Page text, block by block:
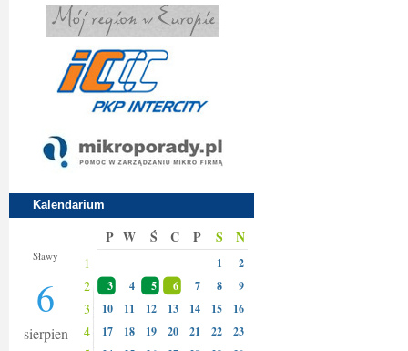
Kalendarium
Sławy
6
sierpien
P W Ś C P S N
1 1 2
2 3 4 5 6 7 8 9
3 10 11 12 13 14 15 16
4 17 18 19 20 21 22 23